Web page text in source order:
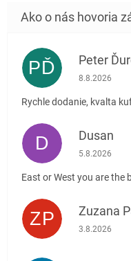
PĎ Peter
Hodnotenie
8.8.2026
Rychle dodanie, kvalta
D Dusan
Hodnotenie
5.8.2026
East or West you are the
ZP Zuzana
Hodnotenie
3.8.2026